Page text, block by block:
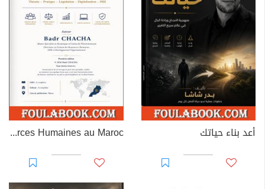
أعد بناء حياتك MAROC RH – Gestion des Ressources Humaines au Maroc